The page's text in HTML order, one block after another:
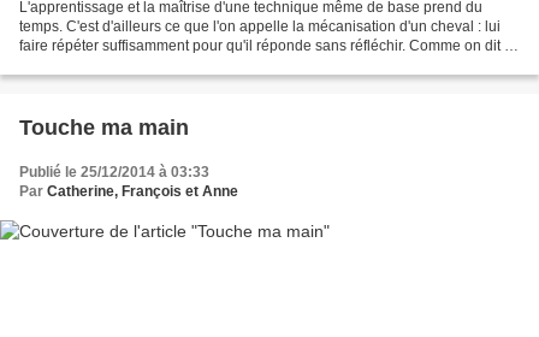
L'apprentissage et la maîtrise d'une technique même de base prend du
temps. C'est d'ailleurs ce que l'on appelle la mécanisation d'un cheval : lui
faire répéter suffisamment pour qu'il réponde sans réfléchir. Comme on dit :
Touche ma main
Publié le 25/12/2014 à 03:33
Par Catherine, François et Anne